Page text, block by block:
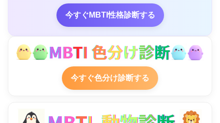
今すぐMBTI性格診断する
今すぐ色分け診断する